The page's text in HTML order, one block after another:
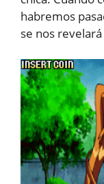
habremos
se nos